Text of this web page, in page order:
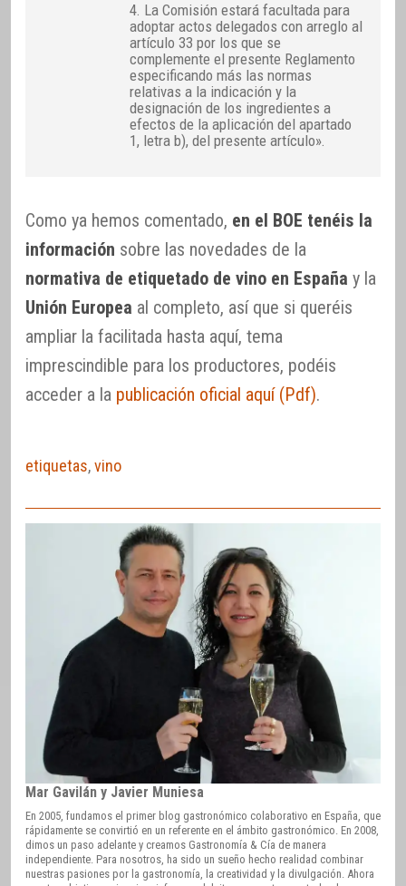
4. La Comisión estará facultada para
adoptar actos delegados con arreglo al
artículo 33 por los que se
complemente el presente Reglamento
especificando más las normas
relativas a la indicación y la
designación de los ingredientes a
efectos de la aplicación del apartado
1, letra b), del presente artículo».
Como ya hemos comentado, en el BOE tenéis la
información sobre las novedades de la
normativa de etiquetado de vino en España y la
Unión Europea al completo, así que si queréis
ampliar la facilitada hasta aquí, tema
imprescindible para los productores, podéis
acceder a la publicación oficial aquí (Pdf).
etiquetas,vino
Mar Gavilán y Javier Muniesa
En 2005, fundamos el primer blog gastronómico colaborativo en España, que
rápidamente se convirtió en un referente en el ámbito gastronómico. En 2008,
dimos un paso adelante y creamos Gastronomía & Cía de manera
independiente. Para nosotros, ha sido un sueño hecho realidad combinar
nuestras pasiones por la gastronomía, la creatividad y la divulgación. Ahora